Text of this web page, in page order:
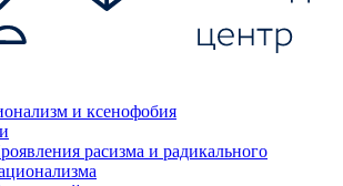
и ксенофобия
расизма и радикального